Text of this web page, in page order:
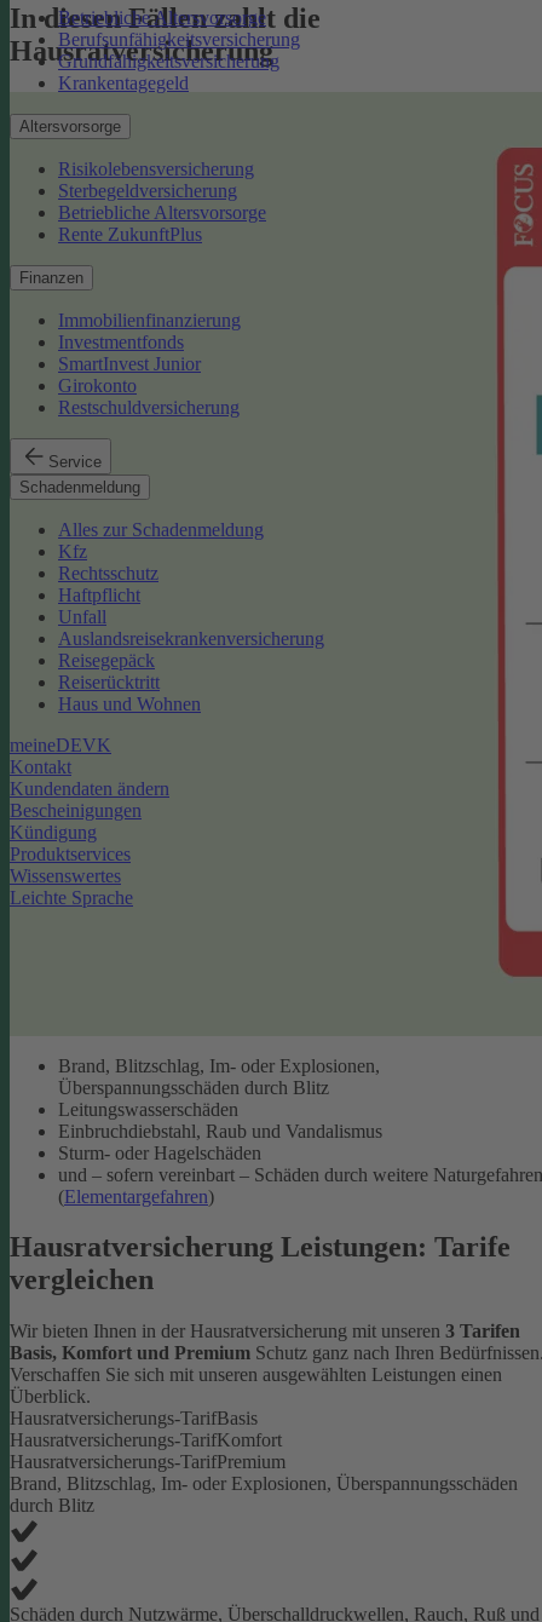
Betriebliche Altersvorsorge
Berufsunfähigkeitsversicherung
Grundfähigkeitsversicherung
Krankentagegeld
Altersvorsorge
Risikolebensversicherung
Sterbegeldversicherung
Betriebliche Altersvorsorge
Rente ZukunftPlus
Finanzen
Immobilienfinanzierung
Investmentfonds
SmartInvest Junior
Girokonto
Restschuldversicherung
Service
Schadenmeldung
Alles zur Schadenmeldung
Kfz
Rechtsschutz
Haftpflicht
Unfall
Auslandsreisekrankenversicherung
Reisegepäck
Reiserücktritt
Haus und Wohnen
meineDEVK
Kontakt
Kundendaten ändern
Bescheinigungen
Kündigung
Produktservices
Wissenswertes
Leichte Sprache
In diesen Fällen zahlt die
Hausratversicherung
Brand, Blitzschlag, Im- oder Explosionen,
Überspannungsschäden durch Blitz
Leitungswasserschäden
Einbruchdiebstahl, Raub und Vandalismus
Sturm- oder Hagelschäden
und – sofern vereinbart – Schäden durch weitere Naturgefahren
(Elementargefahren)
Hausratversicherung Leistungen: Tarife
vergleichen
Wir bieten Ihnen in der Hausratversicherung mit unseren 3 Tarifen
Basis, Komfort und Premium Schutz ganz nach Ihren
Verschaffen Sie sich mit unseren ausgewählten Leistungen einen
Überblick.
Hausratversicherungs-TarifBasis
Hausratversicherungs-TarifKomfort
Hausratversicherungs-TarifPremium
Brand, Blitzschlag, Im- oder Explosionen, Überspannungsschäden
durch Blitz
Schäden durch Nutzwärme, Überschalldruckwellen, Rauch, Ruß und